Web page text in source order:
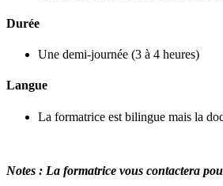
Durée
Une demi-journée (3 à 4 heures)
Langue
La formatrice est bilingue mais la
Notes : La formatrice vous contactera